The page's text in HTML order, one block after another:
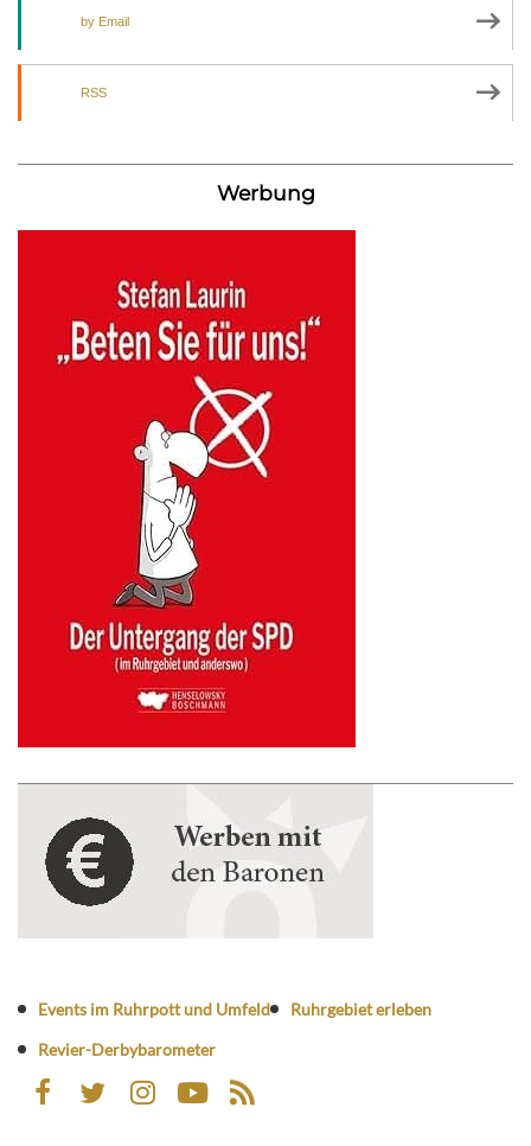
by Email
RSS
Werbung
Events im Ruhrpott und Umfeld
Ruhrgebiet erleben
Revier-Derbybarometer